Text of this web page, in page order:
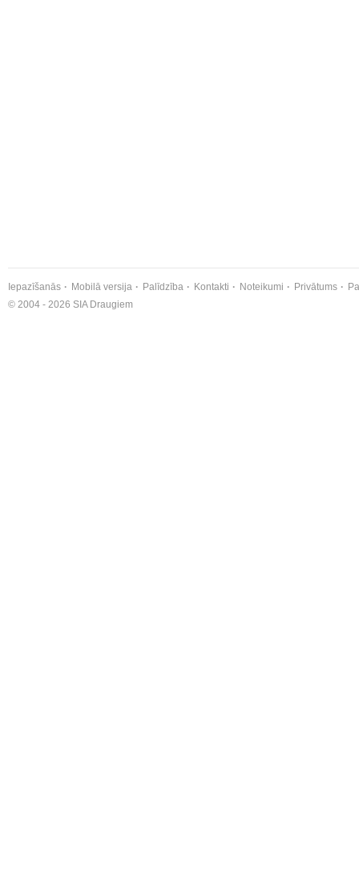
Iepazīšanās Mobilā versija Palīdzība Kontakti Noteikumi Privātums
© 2004 - 2026 SIA Draugiem